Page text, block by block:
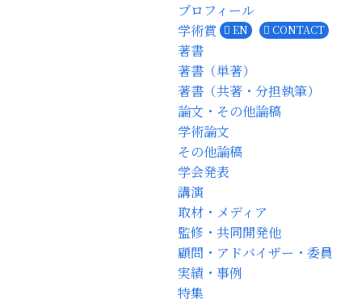
プロフィール
学術賞
著書
著書（単著）
著書（共著・分担執筆）
論文・その他論稿
学術論文
その他論稿
学会発表
講演
取材・メディア
監修・共同開発他
顧問・アドバイザー・委員
実績・事例
特集
CONTACT
EN